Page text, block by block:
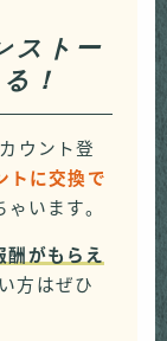
トー
！
ウント登
トに交換で
います。
がもらえ
方はぜひ